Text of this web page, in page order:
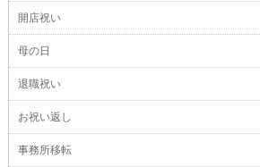
開店祝い
母の日
退職祝い
お祝い返し
事務所移転